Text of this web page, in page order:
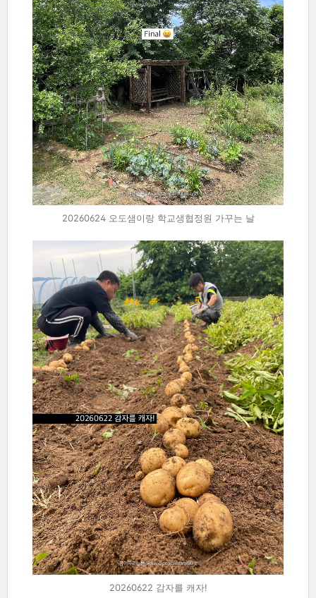
20260624 오도샘이랑 학교생협정원 가꾸는 날
20260622 감자를 캐자!